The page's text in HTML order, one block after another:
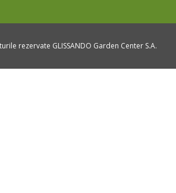
rezervate GLISSANDO Garden Center S.A.